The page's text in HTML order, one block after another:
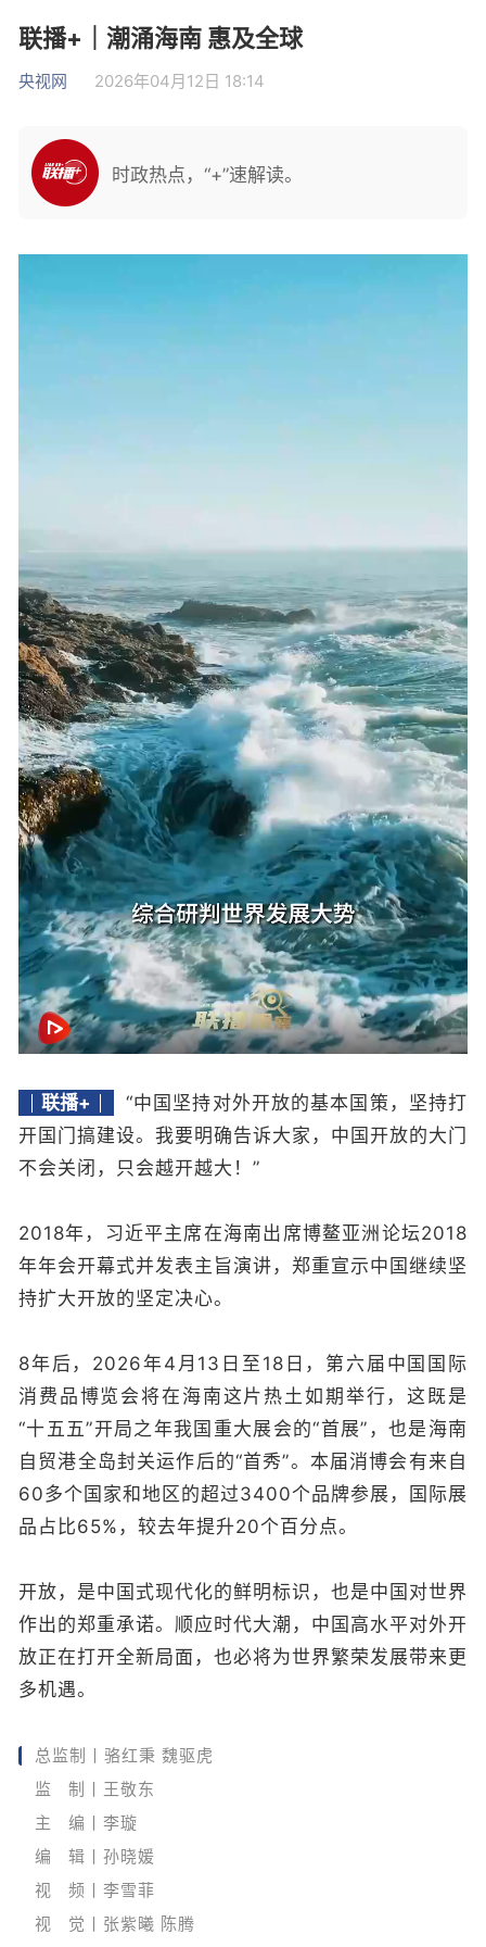
联播+｜潮涌海南 惠及全球
央视网 2026年04月12日 18:14
时政热点，“+”速解读。
联播+
“中国坚持对外开放的基本国策，坚持打
开国门搞建设。我要明确告诉大家，中国开放的大门
不会关闭，只会越开越大！”
2018年，习近平主席在海南出席博鳌亚洲论坛2018
年年会开幕式并发表主旨演讲，郑重宣示中国继续坚
持扩大开放的坚定决心。
8年后，2026年4月13日至18日，第六届中国国际
消费品博览会将在海南这片热土如期举行，这既是
“十五五”开局之年我国重大展会的“首展”，也是海南
自贸港全岛封关运作后的“首秀”。本届消博会有来自
60多个国家和地区的超过3400个品牌参展，国际展
品占比65%，较去年提升20个百分点。
开放，是中国式现代化的鲜明标识，也是中国对世界
作出的郑重承诺。顺应时代大潮，中国高水平对外开
放正在打开全新局面，也必将为世界繁荣发展带来更
多机遇。
总监制丨骆红秉 魏驱虎
监 制丨王敬东
主 编丨李璇
编 辑丨孙晓媛
视 频丨李雪菲
视 觉丨张紫曦 陈腾